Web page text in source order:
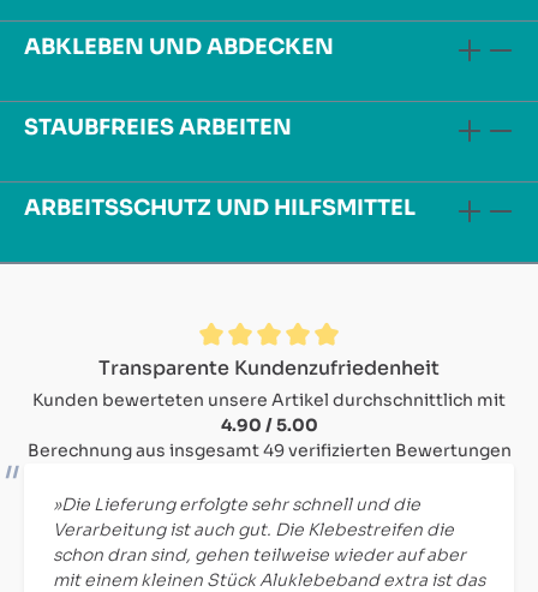
ABKLEBEN UND ABDECKEN
STAUBFREIES ARBEITEN
ARBEITSSCHUTZ UND HILFSMITTEL
Durchschnittliche Bewertung von 4.9 von 5 Sternen
Transparente Kundenzufriedenheit
Kunden bewerteten unsere Artikel durchschnittlich mit
4.90 / 5.00
Berechnung aus insgesamt 49 verifizierten Bewertungen
»Die Lieferung erfolgte sehr schnell und die
Verarbeitung ist auch gut. Die Klebestreifen die
schon dran sind, gehen teilweise wieder auf aber
mit einem kleinen Stück Aluklebeband extra ist das